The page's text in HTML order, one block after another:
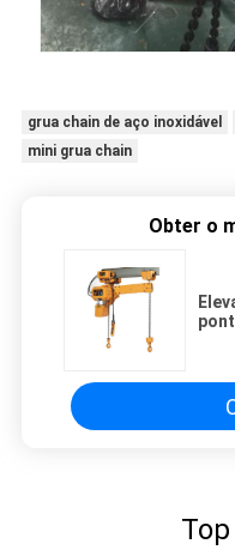
grua chain de aço inoxidável
mini grua chain
Obter o